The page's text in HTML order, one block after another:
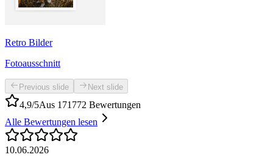
Retro Bilder
Fotoausschnitt
Previous slide Next slide
4,9/5Aus 171772 Bewertungen
Alle Bewertungen lesen
10.06.2026